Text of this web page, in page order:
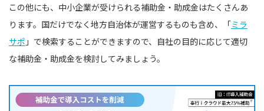
この他にも、中小企業が受けられる補助金・助成金はたくさんあ
ります。国だけでなく地方自治体が運営するものも含め、「ミラ
サポ 」で検索することができますので、自社の目的に応じて適切
な補助金・助成金を検討してみましょう。